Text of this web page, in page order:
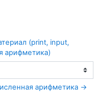
(print, input,
арифметика)
арифметика →